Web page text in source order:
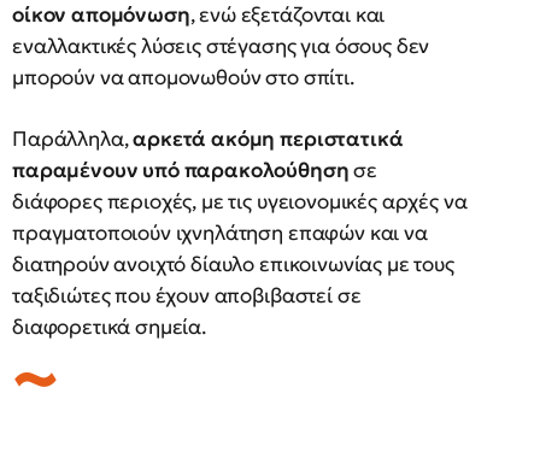
οίκον απομόνωση, ενώ εξετάζονται και
εναλλακτικές λύσεις στέγασης για όσους δεν
μπορούν να απομονωθούν στο σπίτι.
Παράλληλα,αρκετά ακόμη περιστατικά
παραμένουν υπό παρακολούθησησε
διάφορες περιοχές, με τις υγειονομικές αρχές να
πραγματοποιούν ιχνηλάτηση επαφών και να
διατηρούν ανοιχτό δίαυλο επικοινωνίας με τους
ταξιδιώτες που έχουν αποβιβαστεί σε
διαφορετικά σημεία.